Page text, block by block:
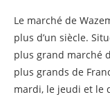
Le marché de
plus d’un siècle.
plus grand marché
plus grands de
mardi, le jeudi et le